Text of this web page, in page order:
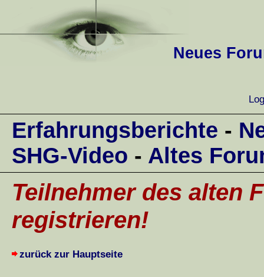
Neues
Erfahrungsberichte -
SHG-Video - Altes
Teilnehmer des alten
registrieren!
zurück zur Hauptseite